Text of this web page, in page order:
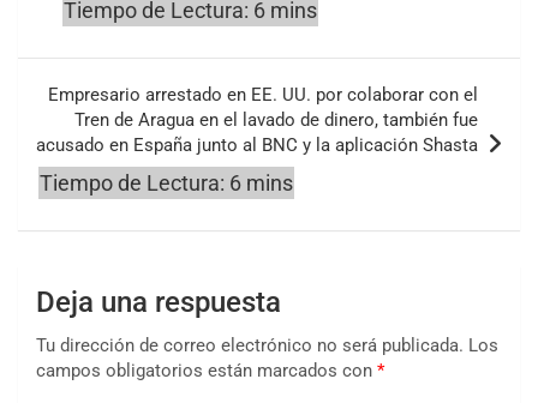
Empresario arrestado en EE. UU. por colaborar con el
Tren de Aragua en el lavado de dinero, también fue
acusado en España junto al BNC y la aplicación Shasta
Deja una respuesta
Tu dirección de correo electrónico no será publicada. Los
campos obligatorios están marcados con *